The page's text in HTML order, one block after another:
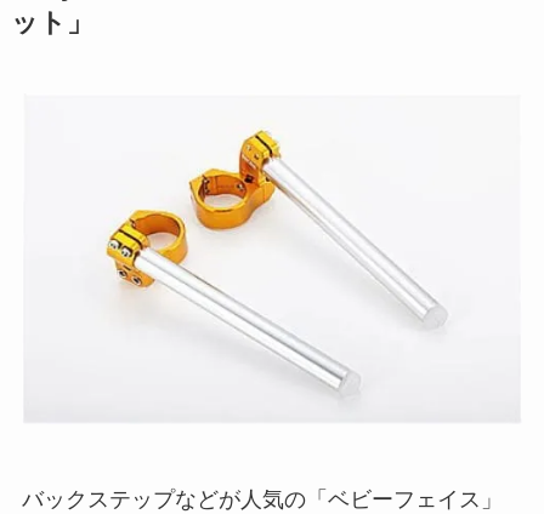
ット」
バックステップなどが人気の「ベビーフェイス」